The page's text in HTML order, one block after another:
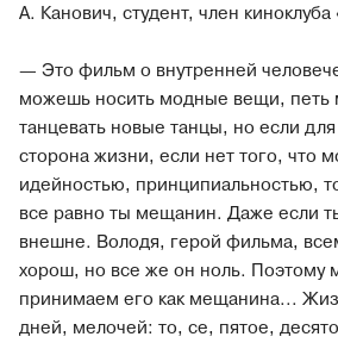
А. Канович, студент, член киноклуба
— Это фильм о внутренней
можешь носить модные вещи, петь
танцевать новые танцы, но если
сторона жизни, если нет того, что
идейностью, принципиальностью,
все равно ты мещанин. Даже если
внешне. Володя, герой фильма,
хорош, но все же он ноль. Поэтому
принимаем его как мещанина...
дней, мелочей: то, се, пятое,